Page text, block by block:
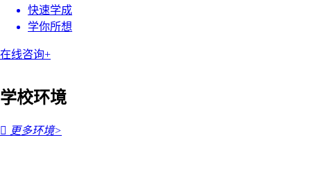
快速学成
学你所想
在线咨询+
学校环境
 更多环境>